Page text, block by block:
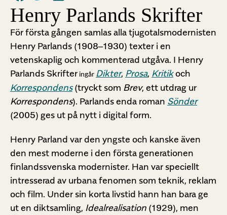
Henry Parlands Skrifter
För första gången samlas alla tjugotalsmodernisten
Henry Parlands (1908–1930) texter i en
vetenskaplig och kommenterad utgåva. I Henry
Parlands Skrifter ingår Dikter, Prosa, Kritikoch
Korrespondens(tryckt som Brev, ett utdrag ur
Korrespondens). Parlands enda roman Sönder
(2005) ges ut på nytt i digital form.
Henry Parland var den yngste och kanske även
den mest moderne i den första generationen
finlandssvenska modernister. Han var speciellt
intresserad av urbana fenomen som teknik, reklam
och film. Under sin korta livstid hann han bara ge
ut en diktsamling, Idealrealisation (1929), men